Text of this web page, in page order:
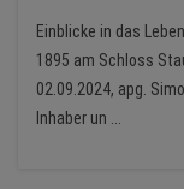
Einblicke in das
1895 am Schloss
02.09.2024, apg.
Inhaber un ...